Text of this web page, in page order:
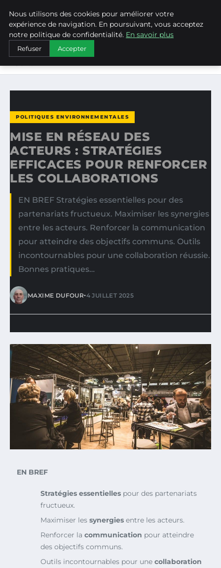
WEARECLIMATECONTROL
ACCUEIL
POLITIQUES ENVIRONNEMENTALES
MISE EN RÉSEAU DES ACTEURS : STRATÉGIES EFFICACES
POLITIQUES ENVIRONNEMENTALES
MISE EN RÉSEAU DES
ACTEURS : STRATÉGIES
EFFICACES POUR RENFORCER
LES COLLABORATIONS
EN BREF Stratégies essentielles pour des
partenariats fructueux. Maximiser les synergies
entre les acteurs. Renforcer la communication
pour atteindre des objectifs communs. Outils
incontournables pour une collaboration réussie.
Bonnes pratiques…
MAXIME DUFOUR•4 JUILLET 2025
EN BREF
Stratégies essentielles pour des partenariats
fructueux.
Maximiser les synergies entre les acteurs.
Renforcer la communication pour atteindre
des objectifs communs.
Outils incontournables pour une collaboration
Nous utilisons des cookies pour améliorer votre
expérience de navigation. En poursuivant, vous acceptez
notre politique de confidentialité. En savoir plus
Refuser Accepter